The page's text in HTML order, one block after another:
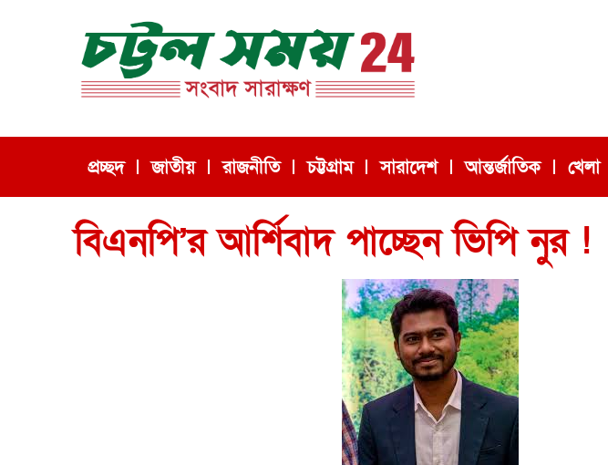
প্রচ্ছদ জাতীয় রাজনীতি চট্টগ্রাম সারাদেশ আন্তর্জাতিক খেলা
বিএনপি’র আর্শিবাদ পাচ্ছেন ভিপি নুর !